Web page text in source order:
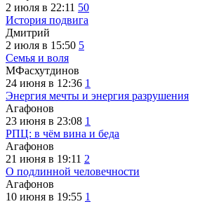
2 июля в 22:11 50
История подвига
Дмитрий
2 июля в 15:50 5
Семья и воля
МФасхутдинов
24 июня в 12:36 1
Энергия мечты и энергия разрушения
Агафонов
23 июня в 23:08 1
РПЦ: в чём вина и беда
Агафонов
21 июня в 19:11 2
О подлинной человечности
Агафонов
10 июня в 19:55 1